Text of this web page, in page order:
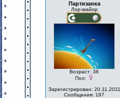
Партизанка
Лор-майор
Возраст: 36
Пол:
Зарегистрирован: 20.11.2011
Сообщения: 197